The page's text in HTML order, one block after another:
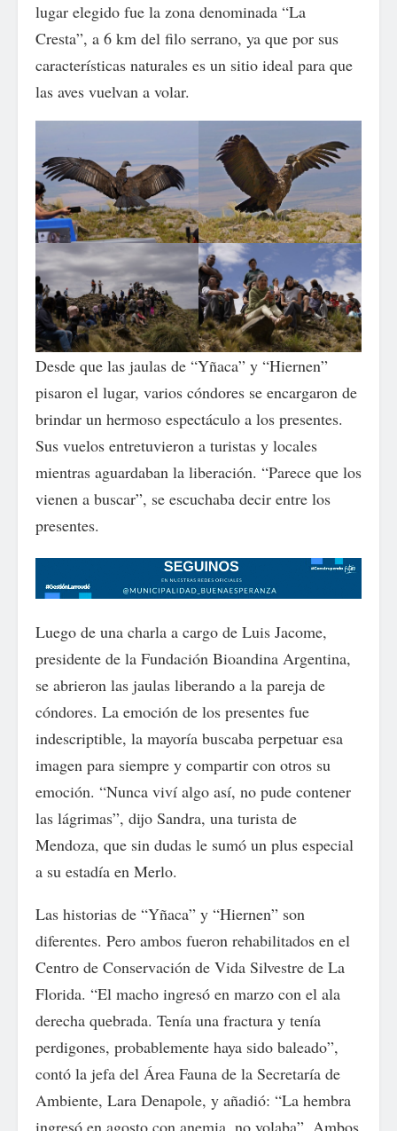
lugar elegido fue la zona denominada “La
Cresta”, a 6 km del filo serrano, ya que por sus
características naturales es un sitio ideal para que
las aves vuelvan a volar.
Desde que las jaulas de “Yñaca” y “Hiernen”
pisaron el lugar, varios cóndores se encargaron de
brindar un hermoso espectáculo a los presentes.
Sus vuelos entretuvieron a turistas y locales
mientras aguardaban la liberación. “Parece que los
vienen a buscar”, se escuchaba decir entre los
presentes.
Luego de una charla a cargo de Luis Jacome,
presidente de la Fundación Bioandina Argentina,
se abrieron las jaulas liberando a la pareja de
cóndores. La emoción de los presentes fue
indescriptible, la mayoría buscaba perpetuar esa
imagen para siempre y compartir con otros su
emoción. “Nunca viví algo así, no pude contener
las lágrimas”, dijo Sandra, una turista de
Mendoza, que sin dudas le sumó un plus especial
a su estadía en Merlo.
Las historias de “Yñaca” y “Hiernen” son
diferentes. Pero ambos fueron rehabilitados en el
Centro de Conservación de Vida Silvestre de La
Florida. “El macho ingresó en marzo con el ala
derecha quebrada. Tenía una fractura y tenía
perdigones, probablemente haya sido baleado”,
contó la jefa del Área Fauna de la Secretaría de
Ambiente, Lara Denapole, y añadió: “La hembra